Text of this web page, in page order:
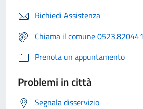
Richiedi Assistenza
Chiama il comune 0523.820441
Prenota un appuntamento
Problemi in città
Segnala disservizio